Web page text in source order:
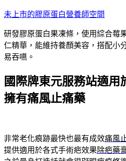
跳
主
要
內
未上市的膠原蛋白營養師空間
研發膠原蛋白果凍條，使用綜合莓
仁精華，能維持養顏美容，搭配小
易吞嚥。
國際牌東元服務站適用
擁有痛風止痛藥
非常老化痕跡最快也最有成效痛風
提供適用於各式手術疤效果除疤藥